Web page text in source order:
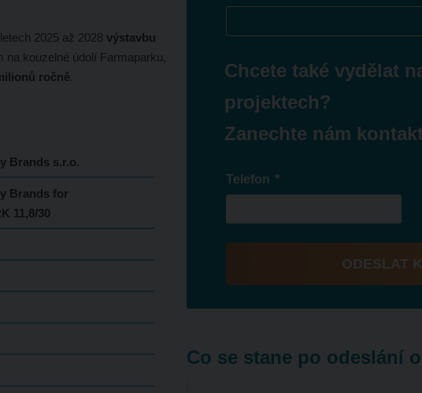
2025 až 2028 výstavbu
na kouzelné údolí Farmaparku,
ročně.
Brands s.r.o.
Brands for
11,8/30
Chcete také vydělat
projektech?
Zanechte nám
Telefon *
ODESLAT
odeslat.
Co se stane po odeslání